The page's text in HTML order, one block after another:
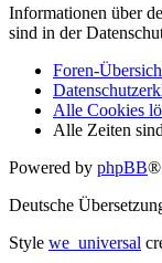
Informationen über
sind in der
Foren-
Alle Cookies
Alle Zeiten sind
Powered by phpBB®
Deutsche
Style we_universal